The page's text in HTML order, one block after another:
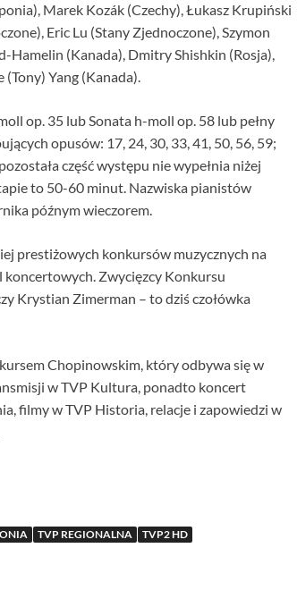
Marek Kozák (Czechy), Łukasz Krupiński
Eric Lu (Stany Zjednoczone), Szymon
Hamelin (Kanada), Dmitry Shishkin (Rosja),
Yang (Kanada).
op. 35 lub Sonata h-moll op. 58 lub pełny
opusów: 17, 24, 30, 33, 41, 50, 56, 59;
część występu nie wypełnia niżej
to 50-60 minut. Nazwiska pianistów
późnym wieczorem.
prestiżowych konkursów muzycznych na
koncertowych. Zwycięzcy Konkursu
Krystian Zimerman – to dziś czołówka
Chopinowskim, który odbywa się w
w TVP Kultura, ponadto koncert
filmy w TVP Historia, relacje i zapowiedzi w
TVP REGIONALNA TVP2 HD